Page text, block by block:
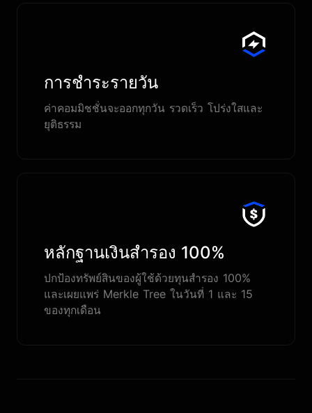
การชำระรายวัน
ค่าคอมมิชชั่นจะออกทุกวัน รวดเร็ว โปร่งใสและ
ยุติธรรม
หลักฐานเงินสำรอง 100%
ปกป้องทรัพย์สินของผู้ใช้ด้วยทุนสำรอง 100%
และเผยแพร่ Merkle Tree ในวันที่ 1 และ 15
ของทุกเดือน